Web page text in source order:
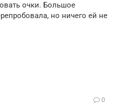
очки. Большое
но ничего ей не
0